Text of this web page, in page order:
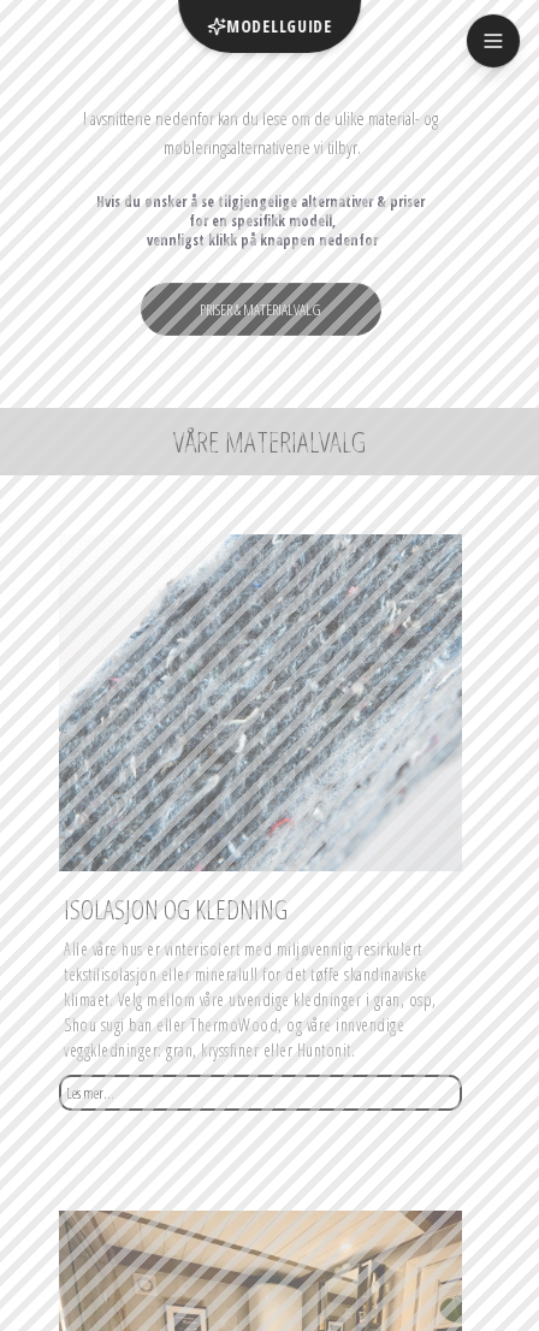
I avsnittene nedenfor kan du lese om de ulike material- og
møbleringsalternativene vi tilbyr.
Hvis du ønsker å se tilgjengelige alternativer & priser
for en spesifikk modell,
vennligst klikk på knappen nedenfor
PRISER & MATERIALVALG
VÅRE MATERIALVALG
ISOLASJON OG KLEDNING
Alle våre hus er vinterisolert med miljøvennlig resirkulert
tekstilisolasjon eller mineralull for det tøffe skandinaviske
klimaet. Velg mellom våre utvendige kledninger i gran, osp,
Shou sugi ban eller ThermoWood, og våre innvendige
veggkledninger: gran, kryssfiner eller Huntonit.
Les mer...
MODELLGUIDE